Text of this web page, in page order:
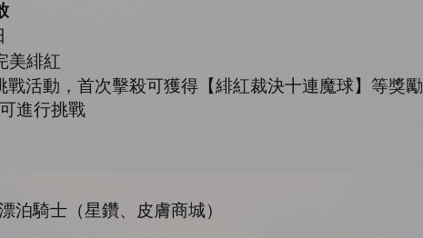
美緋紅
戰活動，首次擊殺可獲得【緋紅裁決十連魔球】等獎勵
進行挑戰
泊騎士（星鑽、皮膚商城）